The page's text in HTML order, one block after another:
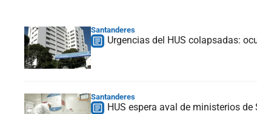
Santanderes
Urgencias del HUS colapsadas:
Santanderes
HUS espera aval de ministerios